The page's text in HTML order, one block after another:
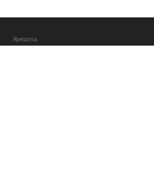
Reklama